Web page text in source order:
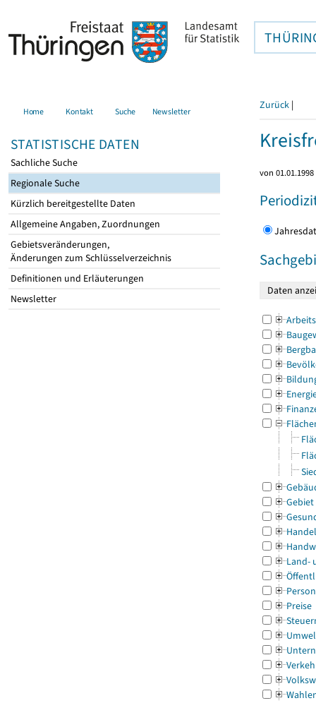
Home Kontakt Suche Newsletter
STATISTISCHE DATEN
Sachliche Suche
Regionale Suche
Kürzlich bereitgestellte Daten
Allgemeine Angaben, Zuordnungen
Gebietsveränderungen,
Änderungen zum Schlüsselverzeichnis
Definitionen und Erläuterungen
Newsletter
Zurück |
von
Gebiet
Land-
Preise